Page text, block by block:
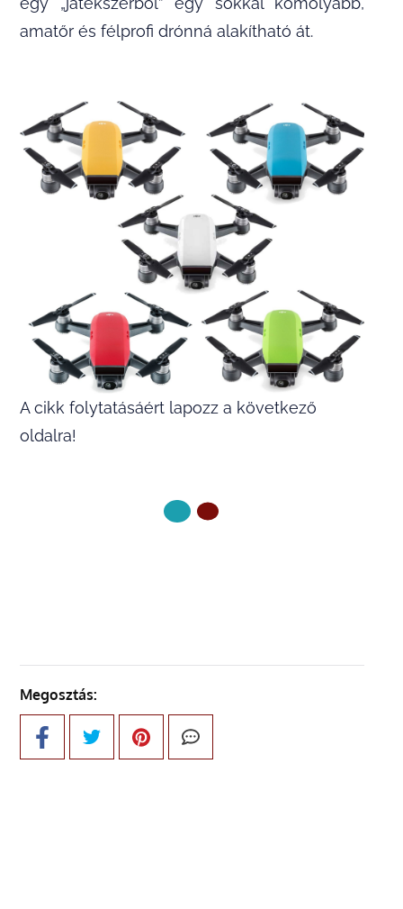
amatőr és félprofi drónná alakítható át.
A cikk folytatásáért lapozz a következő
oldalra!
Megosztás: